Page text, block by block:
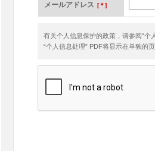
メールアドレス [＊]
有关个人信息保护的政策，请参阅“个
“个人信息处理” PDF将显示在单独的